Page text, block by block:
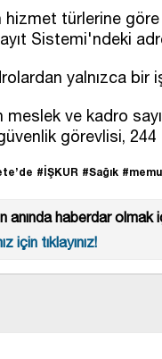
hizmet türlerine
Sistemi'ndeki
yalnızca
meslek ve kadro
görevlisi,
#İŞKUR #Sağık
anında haberdar
için tıklayınız!